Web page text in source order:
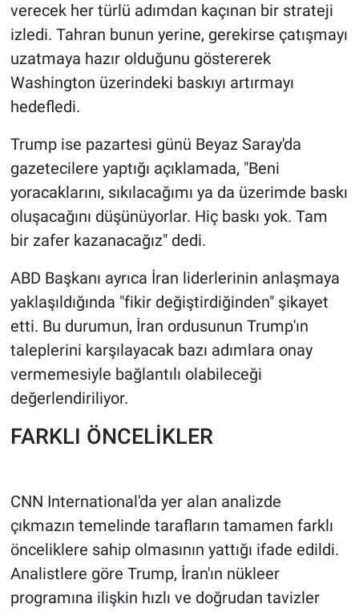
verecek her türlü adımdan kaçınan bir strateji
izledi. Tahran bunun yerine, gerekirse çatışmayı
uzatmaya hazır olduğunu göstererek
Washington üzerindeki baskıyı artırmayı
hedefledi.
Trump ise pazartesi günü Beyaz Saray'da
gazetecilere yaptığı açıklamada, "Beni
yoracaklarını, sıkılacağımı ya da üzerimde baskı
oluşacağını düşünüyorlar. Hiç baskı yok. Tam
bir zafer kazanacağız" dedi.
ABD Başkanı ayrıca İran liderlerinin anlaşmaya
yaklaşıldığında "fikir değiştirdiğinden" şikayet
etti. Bu durumun, İran ordusunun Trump'ın
taleplerini karşılayacak bazı adımlara onay
vermemesiyle bağlantılı olabileceği
değerlendiriliyor.
FARKLI ÖNCELİKLER
CNN International'da yer alan analizde
çıkmazın temelinde tarafların tamamen farklı
önceliklere sahip olmasının yattığı ifade edildi.
Analistlere göre Trump, İran'ın nükleer
programına ilişkin hızlı ve doğrudan tavizler